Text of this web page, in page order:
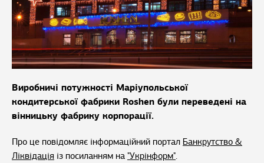
Виробничі потужності Маріупольської
кондитерської фабрики Roshen були переведені на
вінницьку фабрику корпорації.
Про це повідомляє інформаційний портал Банкрутство &
Ліквідація із посиланням на "Укрінформ".